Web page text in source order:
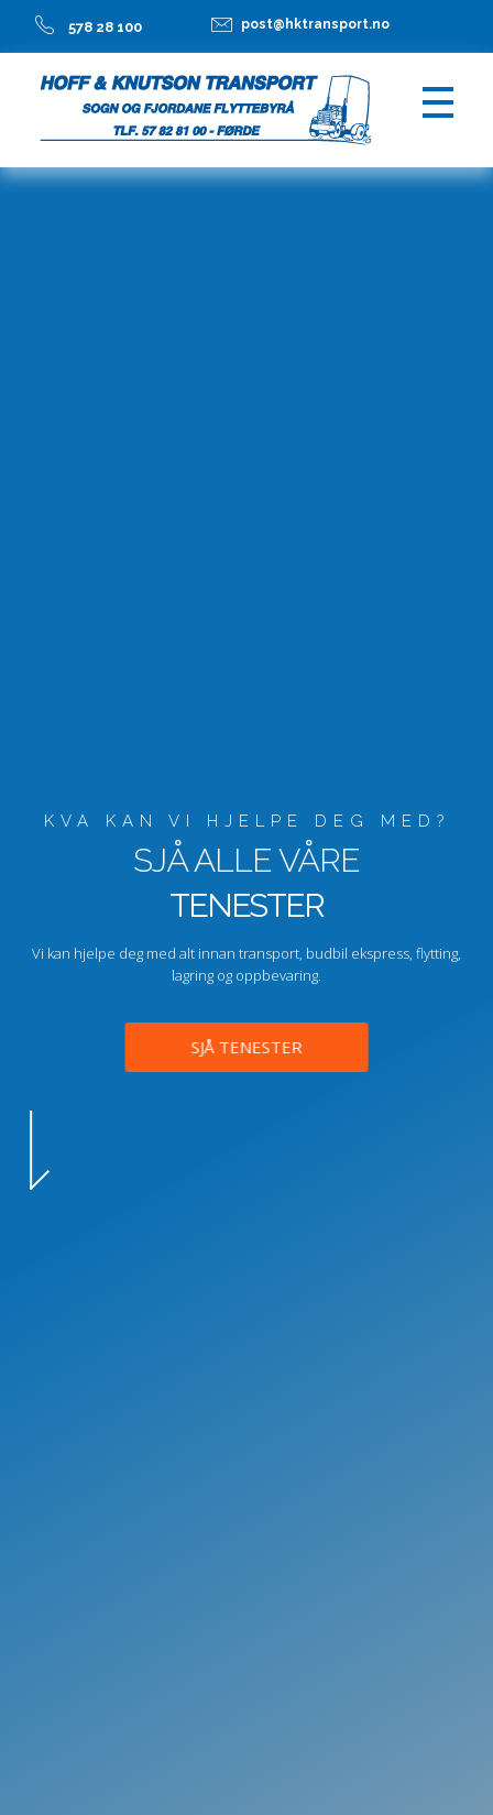
578 28 100 post@hktransport.no
KVA KAN VI HJELPE DEG MED?
SJÅ ALLE VÅRE
TENESTER
Vi kan hjelpe deg med alt innan transport, budbil ekspress, flytting,
lagring og oppbevaring.
SJÅ TENESTER